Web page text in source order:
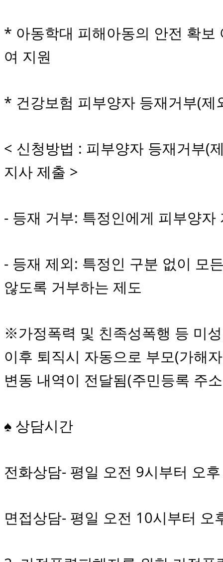
* 아동학대 피해아동의 안전 확
여 지원
* 건강보험 피부양자 등재거부(제
< 신청방법 : 피부양자 등재거부(
지사 제출 >
- 등재 거부: 특정인에게 피부양
- 등재 제외: 특정인 구분 없이 모
않도록 거부하는 제도
※가정폭력 및 친족성폭행 등 미
이후 퇴직시 자동으로 부모(가해
변동 내역이 전달됨(주민등록 주
♠ 상담시간
전화상담- 평일 오전 9시부터 오
면접상담- 평일 오전 10시부터 오